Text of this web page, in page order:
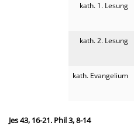
kath. 1. Lesung
kath. 2. Lesung
kath. Evangelium
Jes 43, 16-21. Phil 3, 8-14